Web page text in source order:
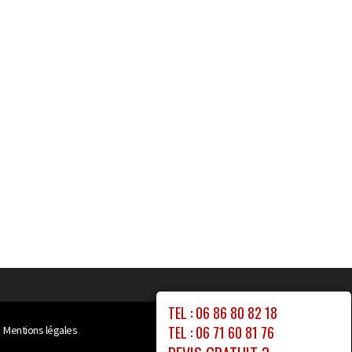
TEL : 06 86 80 82 18
TEL : 06 71 60 81 76
Mentions légales